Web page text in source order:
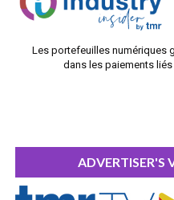
Les portefeuilles numériques
dans les paiements liés
ADVERTISER'S